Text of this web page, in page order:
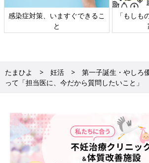
感染症対策、いますぐできるこ
と
「もしも
たまひよ 妊活
第一子誕生・やしろ
って「担当医に、今だから質問したいこと」